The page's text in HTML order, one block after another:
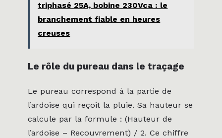
triphasé 25A, bobine 230Vca : le
branchement fiable en heures
creuses
Le rôle du pureau dans le traçage
Le pureau correspond à la partie de
l’ardoise qui reçoit la pluie. Sa hauteur se
calcule par la formule : (Hauteur de
l’ardoise – Recouvrement) / 2. Ce chiffre